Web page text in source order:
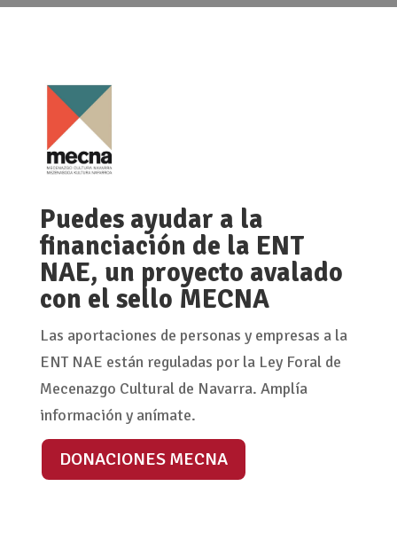
Puedes ayudar a la
financiación de la ENT
NAE, un proyecto avalado
con el sello MECNA
Las aportaciones de personas y empresas a la
ENT NAE están reguladas por la Ley Foral de
Mecenazgo Cultural de Navarra. Amplía
información y anímate.
DONACIONES MECNA